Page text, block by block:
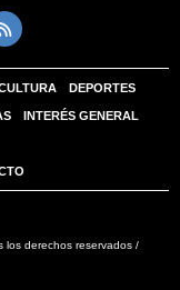
DEPORTES
INTERÉS GENERAL
los derechos reservados /